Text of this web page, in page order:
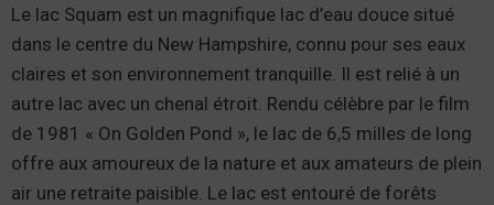
Le lac Squam est un magnifique lac d’eau douce situé
dans le centre du New Hampshire, connu pour ses eaux
claires et son environnement tranquille. Il est relié à un
autre lac avec un chenal étroit. Rendu célèbre par le film
de 1981 « On Golden Pond », le lac de 6,5 milles de long
offre aux amoureux de la nature et aux amateurs de plein
air une retraite paisible. Le lac est entouré de forêts